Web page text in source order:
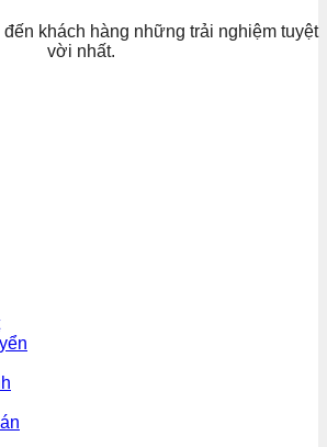
đến khách hàng những trải nghiệm tuyệt
vời nhất.